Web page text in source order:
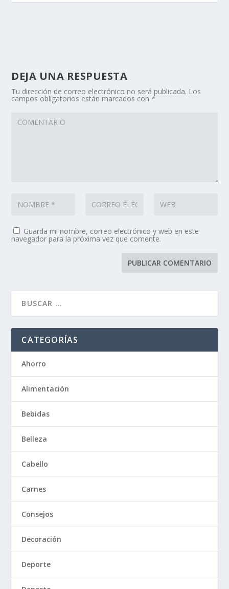
DEJA UNA RESPUESTA
Tu dirección de correo electrónico no será publicada. Los
campos obligatorios están marcados con*
Guarda mi nombre, correo electrónico y web en este
navegador para la próxima vez que comente.
CATEGORÍAS
Ahorro
Alimentación
Bebidas
Belleza
Cabello
Carnes
Consejos
Decoración
Deporte